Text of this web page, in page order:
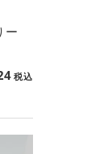
ー
税込